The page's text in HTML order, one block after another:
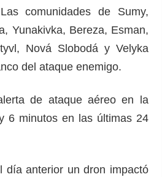
comunidades de Sumy,
Yunakivka, Bereza, Esman,
Nová Slobodá y Velyka
del ataque enemigo.
de ataque aéreo en la
6 minutos en las últimas 24
día anterior un dron impactó